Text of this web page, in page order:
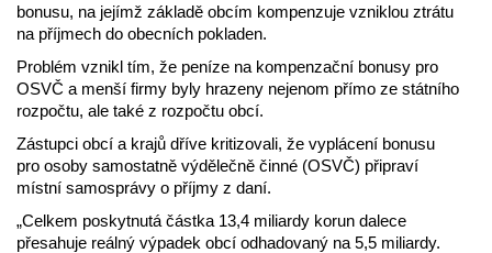
bonusu, na jejímž základě obcím kompenzuje vzniklou ztrátu
na příjmech do obecních pokladen.
Problém vznikl tím, že peníze na kompenzační bonusy pro
OSVČ a menší firmy byly hrazeny nejenom přímo ze státního
rozpočtu, ale také z rozpočtu obcí.
Zástupci obcí a krajů dříve kritizovali, že vyplácení bonusu
pro osoby samostatně výdělečně činné (OSVČ) připraví
místní samosprávy o příjmy z daní.
„Celkem poskytnutá částka 13,4 miliardy korun dalece
přesahuje reálný výpadek obcí odhadovaný na 5,5 miliardy.